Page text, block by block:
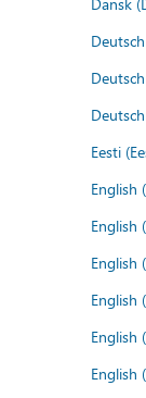
Eesti
English
English
English
English
English
English